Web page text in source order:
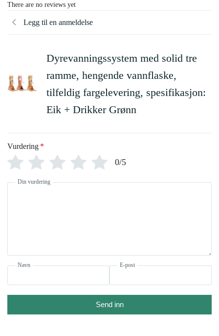
There are no reviews yet
Legg til en anmeldelse
Dyrevanningssystem med solid tre
ramme, hengende vannflaske,
tilfeldig fargelevering, spesifikasjon:
Eik + Drikker Grønn
Vurdering *
0/5
Din vurdering
Navn E-post
Send inn